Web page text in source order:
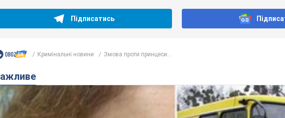
Підписатись
Кримінальні новини Змова проти принцеси...
Важливе